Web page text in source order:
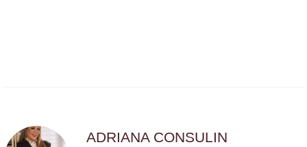
ADRIANA CONSULIN